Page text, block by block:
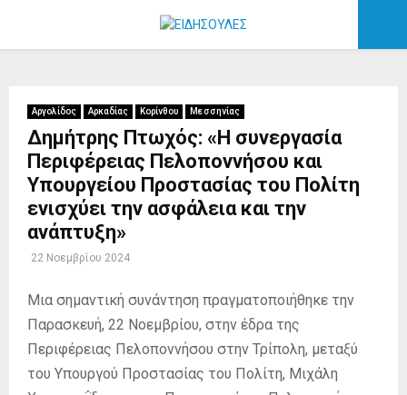
PRIMARY
Αργολίδος Αρκαδίας Κορίνθου Μεσσηνίας
Δημήτρης Πτωχός: «Η συνεργασία
Περιφέρειας Πελοποννήσου και
Υπουργείου Προστασίας του Πολίτη
ενισχύει την ασφάλεια και την
ανάπτυξη»
22 Νοεμβρίου 2024
Μια σημαντική συνάντηση πραγματοποιήθηκε την
Παρασκευή, 22 Νοεμβρίου, στην έδρα της
Περιφέρειας Πελοποννήσου στην Τρίπολη, μεταξύ
του Υπουργού Προστασίας του Πολίτη, Μιχάλη